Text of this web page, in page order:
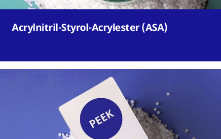
Acrylnitril-Styrol-Acrylester (ASA)